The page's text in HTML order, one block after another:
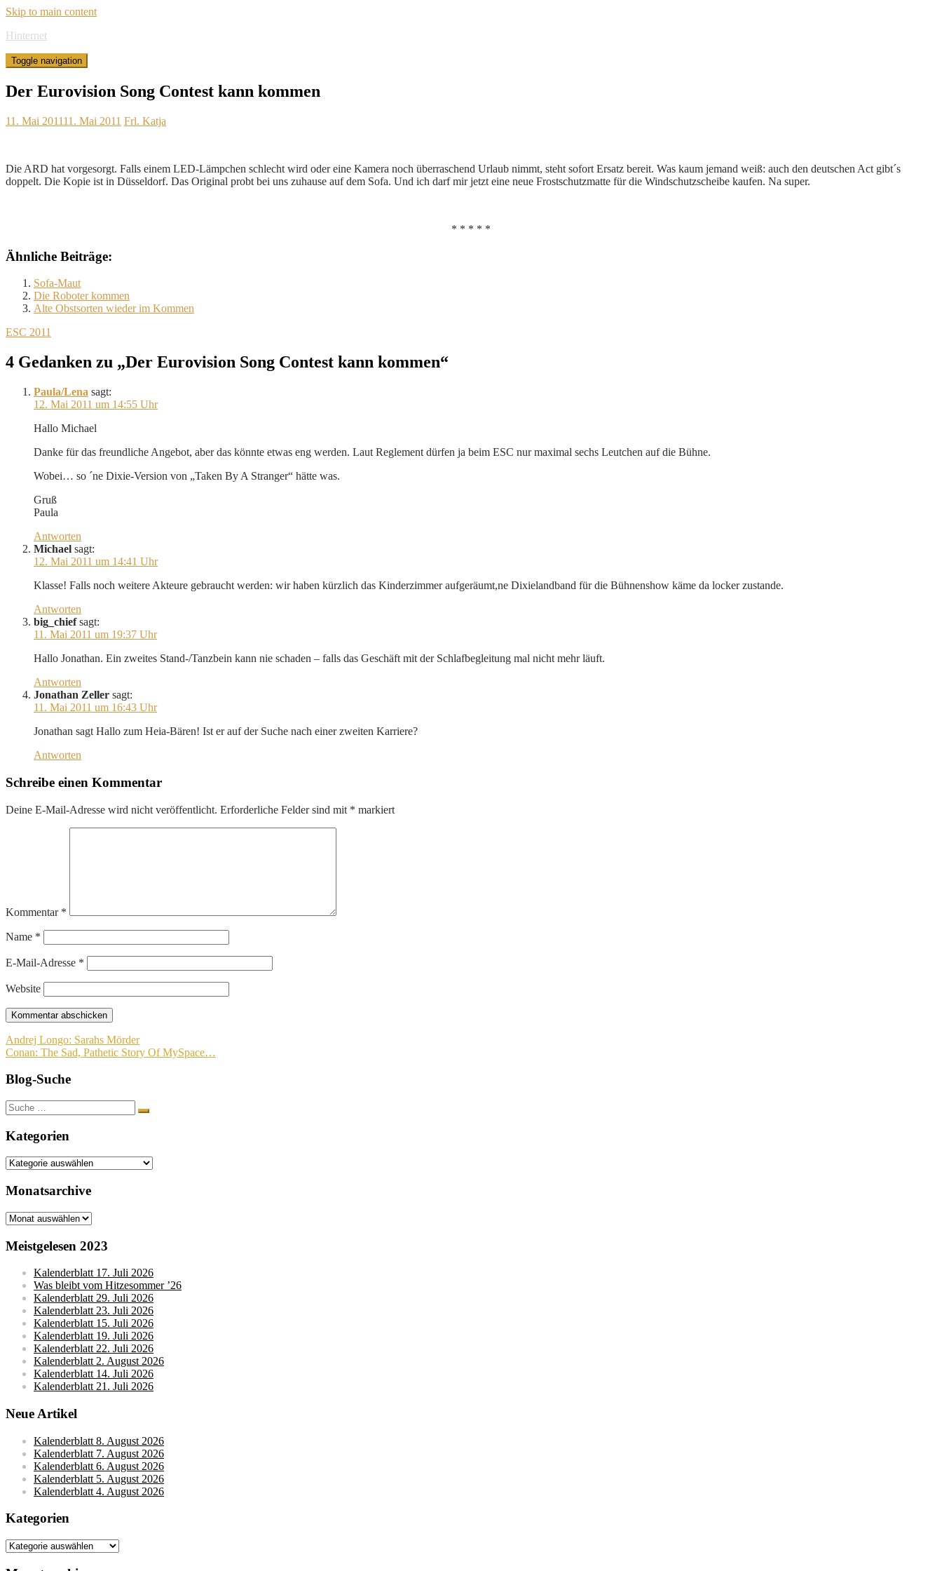
Skip to main content
Hinternet
Toggle navigation
Der Eurovision Song Contest kann kommen
11. Mai 201111. Mai 2011 Frl. Katja
Die ARD hat vorgesorgt. Falls einem LED-Lämpchen schlecht wird oder eine Kamera noch überraschend Urlaub nimmt, steht sofort Ersatz bereit. Was kaum jemand weiß: auch den deutschen Act gibt´s
doppelt. Die Kopie ist in Düsseldorf. Das Original probt bei uns zuhause auf dem Sofa. Und ich darf mir jetzt eine neue Frostschutzmatte für die Windschutzscheibe kaufen. Na super.
* * * * *
Ähnliche Beiträge:
Sofa-Maut
Die Roboter kommen
Alte Obstsorten wieder im Kommen
ESC 2011
4 Gedanken zu „Der Eurovision Song Contest kann kommen“
Paula/Lena sagt:
12. Mai 2011 um 14:55 Uhr
Hallo Michael
Danke für das freundliche Angebot, aber das könnte etwas eng werden. Laut Reglement dürfen ja beim ESC nur maximal sechs Leutchen auf die Bühne.
Wobei… so ´ne Dixie-Version von „Taken By A Stranger“ hätte was.
Gruß
Paula
Antworten
Michael sagt:
12. Mai 2011 um 14:41 Uhr
Klasse! Falls noch weitere Akteure gebraucht werden: wir haben kürzlich das Kinderzimmer aufgeräumt,ne Dixielandband für die Bühnenshow käme da locker zustande.
Antworten
big_chief sagt:
11. Mai 2011 um 19:37 Uhr
Hallo Jonathan. Ein zweites Stand-/Tanzbein kann nie schaden – falls das Geschäft mit der Schlafbegleitung mal nicht mehr läuft.
Antworten
Jonathan Zeller sagt:
11. Mai 2011 um 16:43 Uhr
Jonathan sagt Hallo zum Heia-Bären! Ist er auf der Suche nach einer zweiten Karriere?
Antworten
Schreibe einen Kommentar
Deine E-Mail-Adresse wird nicht veröffentlicht. Erforderliche Felder sind mit * markiert
Kommentar *
Name *
E-Mail-Adresse *
Website
Beitragsnavigation
Andrej Longo: Sarahs Mörder
Conan: The Sad, Pathetic Story Of MySpace…
Blog-Suche
Suche
nach:
Kategorien
Kategorien
Monatsarchive
Monatsarchive
Meistgelesen 2023
Kalenderblatt 17. Juli 2026
Was bleibt vom Hitzesommer ’26
Kalenderblatt 29. Juli 2026
Kalenderblatt 23. Juli 2026
Kalenderblatt 15. Juli 2026
Kalenderblatt 19. Juli 2026
Kalenderblatt 22. Juli 2026
Kalenderblatt 2. August 2026
Kalenderblatt 14. Juli 2026
Kalenderblatt 21. Juli 2026
Neue Artikel
Kalenderblatt 8. August 2026
Kalenderblatt 7. August 2026
Kalenderblatt 6. August 2026
Kalenderblatt 5. August 2026
Kalenderblatt 4. August 2026
Kategorien
Kategorien